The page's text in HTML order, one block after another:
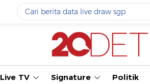
Yang sedang ramai dicari
Live TV Signature Politik